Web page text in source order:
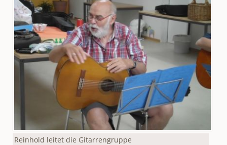
Reinhold leitet die Gitarrengruppe